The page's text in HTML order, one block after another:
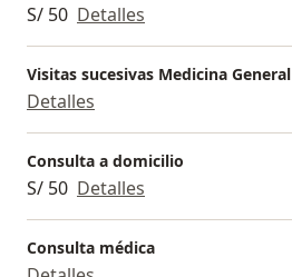
S/ 50 Detalles
Visitas sucesivas Medicina General
Detalles
Consulta a domicilio
S/ 50 Detalles
Consulta médica